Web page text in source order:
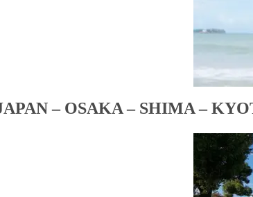
– OSAKA – SHIMA –